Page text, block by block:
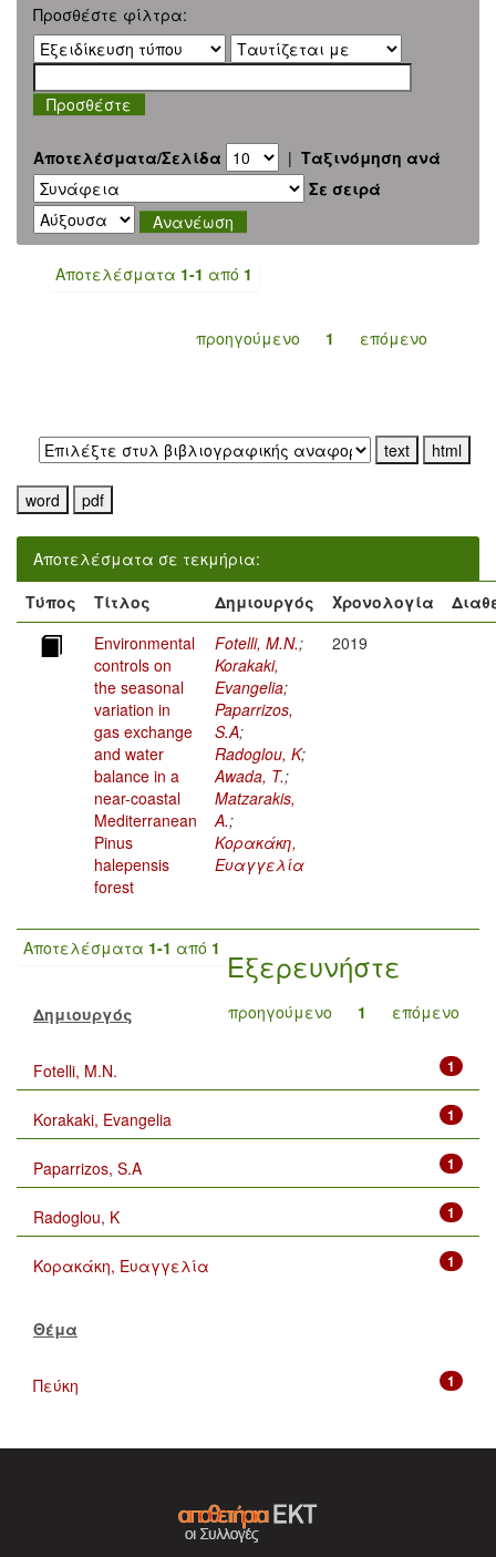
Προσθέστε φίλτρα:
Αποτελέσματα/Σελίδα | Ταξινόμηση ανά
Σε σειρά
Αποτελέσματα 1-1 από 1
προηγούμενο 1 επόμενο
Αποτελέσματα σε τεκμήρια:
Τύπος
Τίτλος Δημιουργός Χρονολογία
Environmental
controls on
the seasonal
variation in
gas exchange
and water
balance in a
near-coastal
Mediterranean
Pinus
halepensis
forest
Fotelli, M.N.;
Korakaki,
Evangelia;
Paparrizos,
S.A;
Radoglou, K;
Awada, T.;
Matzarakis,
A.;
Κορακάκη,
Ευαγγελία
2019
Αποτελέσματα 1-1 από 1
προηγούμενο 1 επόμενο
Εξερευνήστε
Δημιουργός
1
Fotelli, M.N.
1
Korakaki, Evangelia
1
Paparrizos, S.A
1
Radoglou, K
1
Κορακάκη, Ευαγγελία
Θέμα
1
Πεύκη